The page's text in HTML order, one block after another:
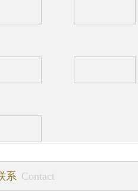
系 Contact